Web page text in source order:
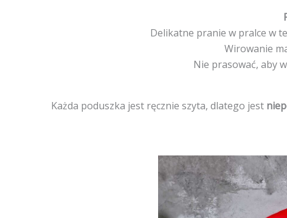
Delikatne pranie w pralce w
Wirowanie
Nie prasować, aby
Każda poduszka jest ręcznie szyta, dlatego jest